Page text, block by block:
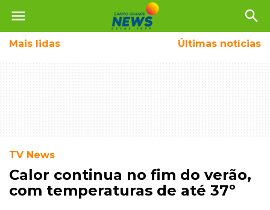
menu search
Mais lidas Últimas notícias
TV News
Calor continua no fim do verão,
com temperaturas de até 37º